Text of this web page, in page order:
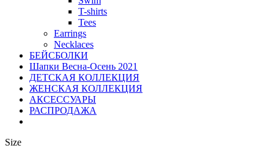
T-shirts
Tees
Earrings
Necklaces
БЕЙСБОЛКИ
Шапки Весна-Осень 2021
ДЕТСКАЯ КОЛЛЕКЦИЯ
ЖЕНСКАЯ КОЛЛЕКЦИЯ
АКСЕССУАРЫ
РАСПРОДАЖА
Size